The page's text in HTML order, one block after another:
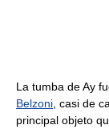
La tumba de Ay
Belzoni , casi de
principal objeto